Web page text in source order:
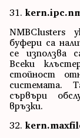
31.
NMBClusters
буфери са
се използва
Всеки
стойност
системата.
сървъри
връзки.
32.